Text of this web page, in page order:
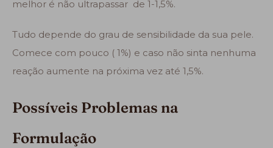
melhor é não ultrapassar de 1-1,5%.
Tudo depende do grau de sensibilidade da sua pele.
Comece com pouco ( 1%) e caso não sinta nenhuma
reação aumente na próxima vez até 1,5%.
Possíveis Problemas na
Formulação